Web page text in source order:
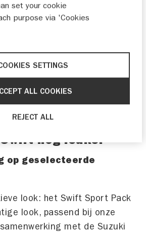
nóg leuker
op geselecteerde
look: het Swift Sport Pack
look, passend bij onze
met de Suzuki
set your cookie
purpose via 'Cookies
SETTINGS
REJECT ALL
ALL COOKIES